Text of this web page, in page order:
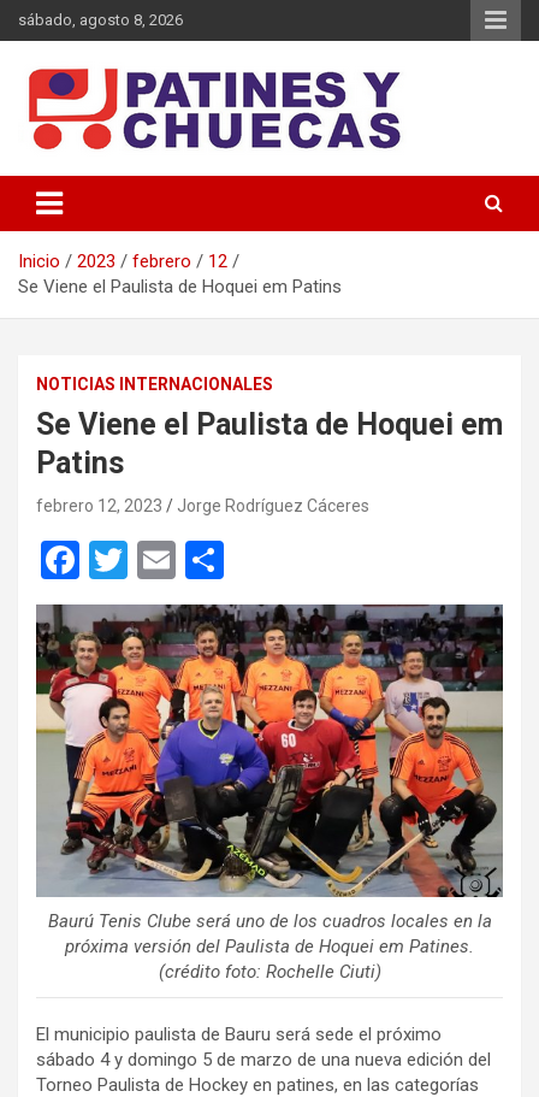
Saltar
al
sábado, agosto 8, 2026
Patines y Chuecas
Inicio 2023 febrero
12
Se Viene el Paulista de Hoquei em Patins
NOTICIAS INTERNACIONALES
Se Viene el Paulista de Hoquei em
Patins
febrero 12, 2023 Jorge Rodríguez Cáceres
F
a
ce
b
o
o
k
T
wi
tt
er
E
m
ail
o
m
p
ar
tir
Baurú Tenis Clube será uno de los cuadros locales en la
próxima versión del Paulista de Hoquei em Patines.
(crédito foto: Rochelle Ciuti)
El municipio paulista de Bauru será sede el próximo
sábado 4 y domingo 5 de marzo de una nueva edición del
Torneo Paulista de Hockey en patines, en las categorías